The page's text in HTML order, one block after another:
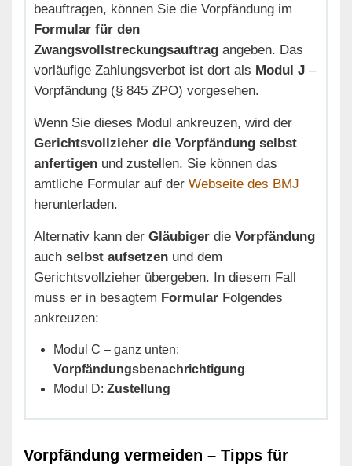
beauftragen, können Sie die Vorpfändung im
Formular für den
Zwangsvollstreckungsauftrag angeben. Das
vorläufige Zahlungsverbot ist dort als Modul J –
Vorpfändung (§ 845 ZPO) vorgesehen.
Wenn Sie dieses Modul ankreuzen, wird der
Gerichtsvollzieher die Vorpfändung selbst
anfertigen und zustellen. Sie können das
amtliche Formular auf der Webseite des BMJ
herunterladen.
Alternativ kann der Gläubiger die Vorpfändung
auch selbst aufsetzen und dem
Gerichtsvollzieher übergeben. In diesem Fall
muss er in besagtem Formular Folgendes
ankreuzen:
Modul C – ganz unten:
Vorpfändungsbenachrichtigung
Modul D: Zustellung
Vorpfändung vermeiden – Tipps für